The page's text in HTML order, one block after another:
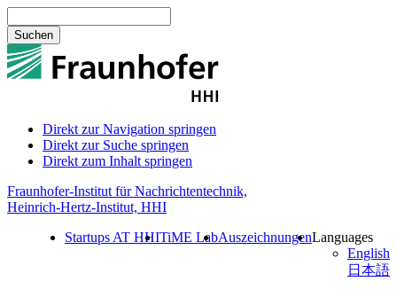
Suchen
Direkt zur Navigation springen
Direkt zur Suche springen
Direkt zum Inhalt springen
Fraunhofer-Institut für Nachrichtentechnik,
Heinrich-Hertz-Institut, HHI
Startups AT HHITiME LabAuszeichnungenLanguages
English
日本語